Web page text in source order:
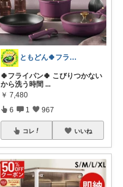
ともどん🍀フライパン料理ある暮らし🍳
🍀フライパン🍀 こびりつかない
から洗う時間 ...
￥ 7,480
6 1 967
コレ いいね